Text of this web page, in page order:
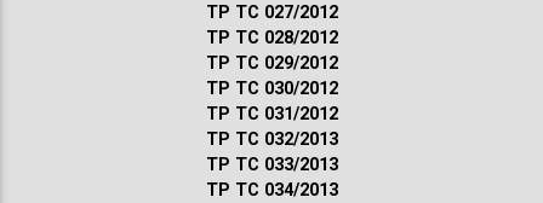
ТР ТС 027/2012
ТР ТС 028/2012
ТР ТС 029/2012
ТР ТС 030/2012
ТР ТС 031/2012
ТР ТС 032/2013
ТР ТС 033/2013
ТР ТС 034/2013